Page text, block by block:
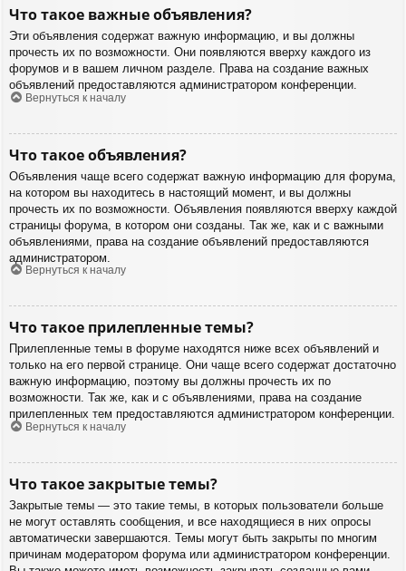
Что такое важные объявления?
Эти объявления содержат важную информацию, и вы должны
прочесть их по возможности. Они появляются вверху каждого из
форумов и в вашем личном разделе. Права на создание важных
объявлений предоставляются администратором конференции.
Вернуться к началу
Что такое объявления?
Объявления чаще всего содержат важную информацию для форума,
на котором вы находитесь в настоящий момент, и вы должны
прочесть их по возможности. Объявления появляются вверху каждой
страницы форума, в котором они созданы. Так же, как и с важными
объявлениями, права на создание объявлений предоставляются
администратором.
Вернуться к началу
Что такое прилепленные темы?
Прилепленные темы в форуме находятся ниже всех объявлений и
только на его первой странице. Они чаще всего содержат достаточно
важную информацию, поэтому вы должны прочесть их по
возможности. Так же, как и с объявлениями, права на создание
прилепленных тем предоставляются администратором конференции.
Вернуться к началу
Что такое закрытые темы?
Закрытые темы — это такие темы, в которых пользователи больше
не могут оставлять сообщения, и все находящиеся в них опросы
автоматически завершаются. Темы могут быть закрыты по многим
причинам модератором форума или администратором конференции.